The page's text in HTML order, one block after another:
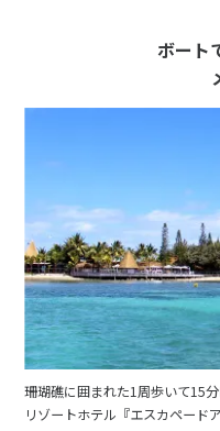
ボート
珊瑚礁に囲まれた1周歩いて15
リゾートホテル『エスカペード